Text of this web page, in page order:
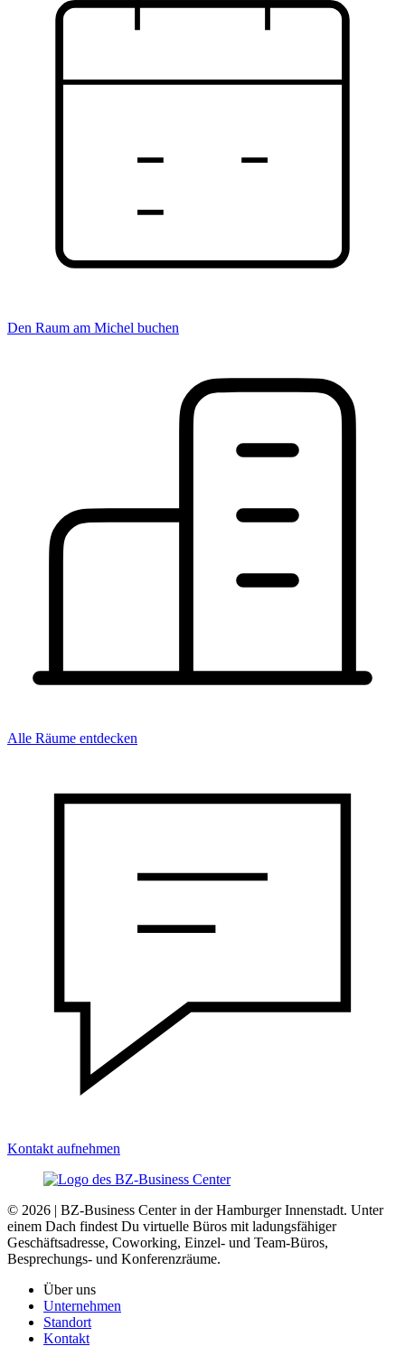
Den Raum am Michel buchen
Alle Räume entdecken
Kontakt aufnehmen
© 2026 | BZ-Business Center in der Hamburger Innenstadt. Unter
einem Dach findest Du virtuelle Büros mit ladungsfähiger
Geschäftsadresse, Coworking, Einzel- und Team-Büros,
Besprechungs- und Konferenzräume.
Über uns
Unternehmen
Standort
Kontakt